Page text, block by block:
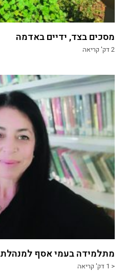
מסכים בצד, ידיים באדמה
2דק' קריאה
מתלמידה בעמי אסף למנהלת
< 1 דק' קריאה